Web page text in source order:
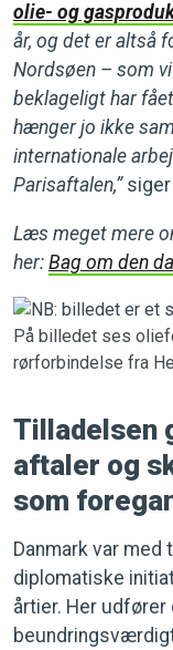
olie- og
år, og det er altså
Nordsøen – som
beklageligt har
hænger jo ikke
internationale
Parisaftalen,” siger
Læs meget mere
her: Bag om den
På billedet ses
rørforbindelse fra
Tilladelsen
aftaler og
som
Danmark var med
diplomatiske
årtier. Her